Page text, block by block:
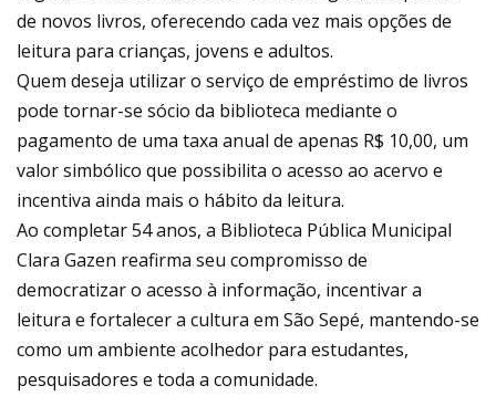
de novos livros, oferecendo cada vez mais opções de
leitura para crianças, jovens e adultos.
Quem deseja utilizar o serviço de empréstimo de livros
pode tornar-se sócio da biblioteca mediante o
pagamento de uma taxa anual de apenas R$ 10,00, um
valor simbólico que possibilita o acesso ao acervo e
incentiva ainda mais o hábito da leitura.
Ao completar 54 anos, a Biblioteca Pública Municipal
Clara Gazen reafirma seu compromisso de
democratizar o acesso à informação, incentivar a
leitura e fortalecer a cultura em São Sepé, mantendo-se
como um ambiente acolhedor para estudantes,
pesquisadores e toda a comunidade.